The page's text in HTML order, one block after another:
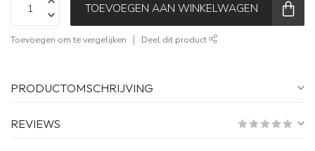
TOEVOEGEN AAN WINKELWAGEN
Toevoegen om te vergelijken Deel dit product
PRODUCTOMSCHRIJVING
REVIEWS